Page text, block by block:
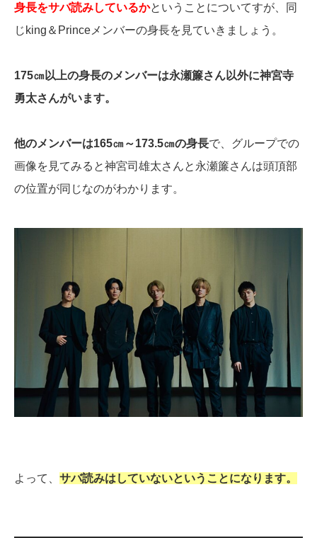
身長をサバ読みしているかということについてすが、同
じking＆Princeメンバーの身長を見ていきましょう。
175㎝以上の身長のメンバーは永瀬簾さん以外に神宮寺
勇太さんがいます。
他のメンバーは165㎝～173.5㎝の身長で、グループでの
画像を見てみると神宮司雄太さんと永瀬簾さんは頭頂部
の位置が同じなのがわかります。
よって、 サバ読みはしていないということになります。